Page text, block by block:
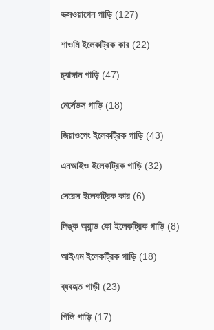
ভক্সওয়াগেন গাড়ি (127)
শাওমি ইলেকট্রিক কার (22)
চ্যাঙ্গান গাড়ি (47)
মের্সেডস গাড়ি (18)
জিয়াওপেং ইলেকট্রিক গাড়ি (43)
এনআইও ইলেকট্রিক গাড়ি (32)
সেরেস ইলেকট্রিক কার (6)
লিঙ্ক অ্যান্ড কো ইলেকট্রিক গাড়ি (8)
আইএম ইলেকট্রিক গাড়ি (18)
ব্যবহৃত গাড়ী (23)
গিলি গাড়ি (17)